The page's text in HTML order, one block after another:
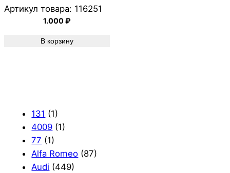
Артикул товара: 116251
1.000₽
В корзину
131 (1)
4009 (1)
77 (1)
Alfa Romeo (87)
Audi (449)